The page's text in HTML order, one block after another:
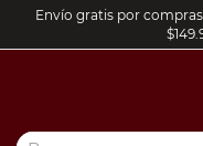
Envío gratis por